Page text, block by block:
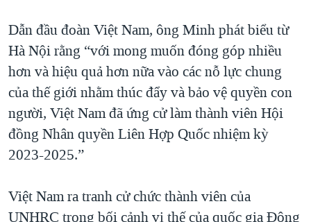
Dẫn đầu đoàn Việt Nam, ông Minh phát biểu từ
Hà Nội rằng “với mong muốn đóng góp nhiều
hơn và hiệu quả hơn nữa vào các nỗ lực chung
của thế giới nhằm thúc đẩy và bảo vệ quyền con
người, Việt Nam đã ứng cử làm thành viên Hội
đồng Nhân quyền Liên Hợp Quốc nhiệm kỳ
2023-2025.”
Việt Nam ra tranh cử chức thành viên của
UNHRC trong bối cảnh vị thế của quốc gia Đông